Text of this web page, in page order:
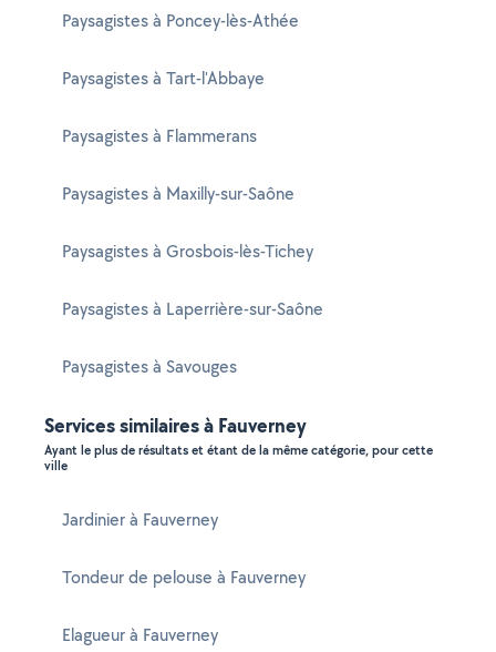
Paysagistes à Poncey-lès-Athée
Paysagistes à Tart-l'Abbaye
Paysagistes à Flammerans
Paysagistes à Maxilly-sur-Saône
Paysagistes à Grosbois-lès-Tichey
Paysagistes à Laperrière-sur-Saône
Paysagistes à Savouges
Services similaires à Fauverney
Ayant le plus de résultats et étant de la même catégorie, pour cette
ville
Jardinier à Fauverney
Tondeur de pelouse à Fauverney
Elagueur à Fauverney